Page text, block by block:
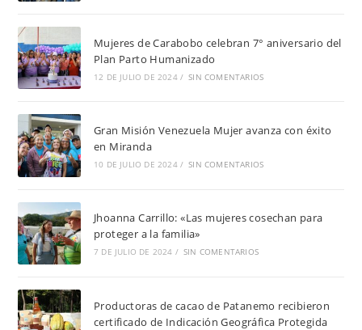
Mujeres de Carabobo celebran 7° aniversario del
Plan Parto Humanizado
12 DE JULIO DE 2024 / SIN COMENTARIOS
Gran Misión Venezuela Mujer avanza con éxito
en Miranda
10 DE JULIO DE 2024 / SIN COMENTARIOS
Jhoanna Carrillo: «Las mujeres cosechan para
proteger a la familia»
7 DE JULIO DE 2024 / SIN COMENTARIOS
Productoras de cacao de Patanemo recibieron
certificado de Indicación Geográfica Protegida